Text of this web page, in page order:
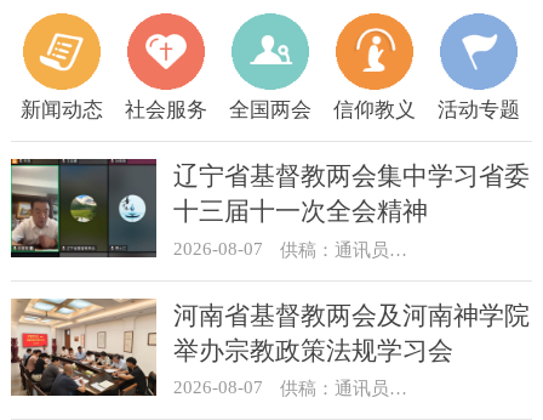
新闻动态 社会服务 全国两会 信仰教义 活动专题
辽宁省基督教两会集中学习省委
十三届十一次全会精神
2026-08-07 供稿：通讯员 顾利民
河南省基督教两会及河南神学院
举办宗教政策法规学习会
2026-08-07 供稿：通讯员 靳新元